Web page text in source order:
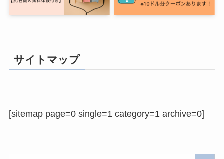
サイトマップ
[sitemap page=0 single=1 category=1 archive=0]